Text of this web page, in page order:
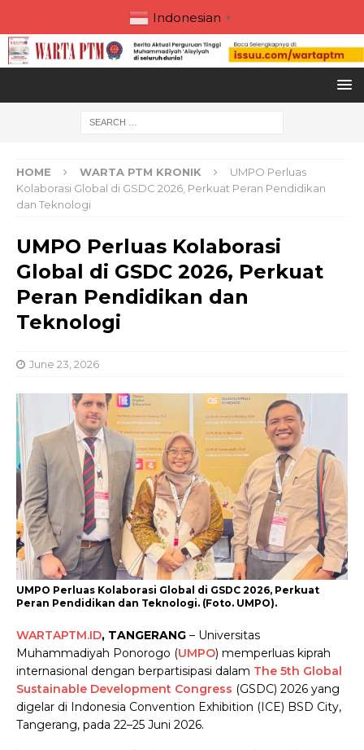
Indonesian ▼
HOME WARTA PTM KRONIK
UMPO Perluas
Kolaborasi Global di GSDC 2026, Perkuat Peran Pendidikan
dan Teknologi
UMPO Perluas Kolaborasi
Global di GSDC 2026, Perkuat
Peran Pendidikan dan
Teknologi
June 23, 2026
UMPO Perluas Kolaborasi Global di GSDC 2026, Perkuat
Peran Pendidikan dan Teknologi. (Foto. UMPO).
WARTAPTM.ID, TANGERANG – Universitas
Muhammadiyah Ponorogo (UMPO) memperluas kiprah
internasional dengan berpartisipasi dalam The 5th Global
Sustainable Development Congress (GSDC) 2026 yang
digelar di Indonesia Convention Exhibition (ICE) BSD City,
Tangerang, pada 22–25 Juni 2026.